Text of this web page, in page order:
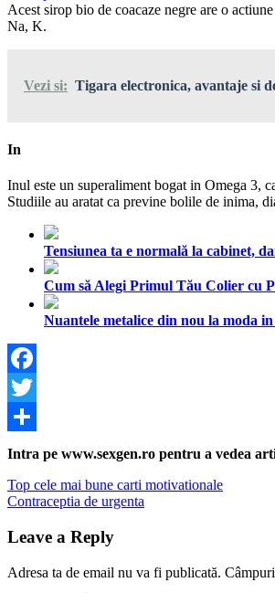
Acest sirop bio de coacaze negre are o
Na, K.
Vezi si: Tigara electronica, avantaje si
In
Inul este un superaliment bogat in Omega 3,
Studiile au aratat ca previne bolile de inima,
Tensiunea ta e normală la cabinet,
Cum să Alegi Primul Tău Colier cu
Nuantele metalice din nou la moda
Facebook
Twitter
Share
Intra pe www.sexgen.ro pentru a vedea
Navigare
în
articole
Previous
Post:
Top cele mai bune carti motivationale
Next
Contraceptia de urgenta
Leave a Reply
Adresa ta de email nu va fi publicată.